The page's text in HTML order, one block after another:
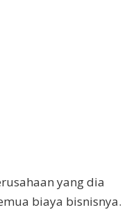
yang dia
biaya bisnisnya.